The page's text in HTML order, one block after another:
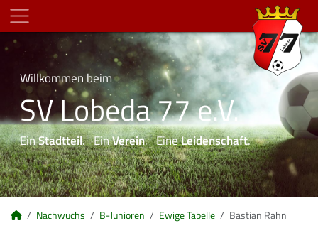
Willkommen beim
SV Lobeda 77 e.V.
EinStadtteil. EinVerein. EineLeidenschaft.
Nachwuchs B-Junioren Ewige Tabelle Bastian Rahn